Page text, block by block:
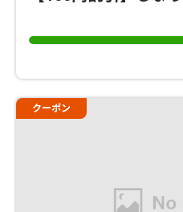
クーポン